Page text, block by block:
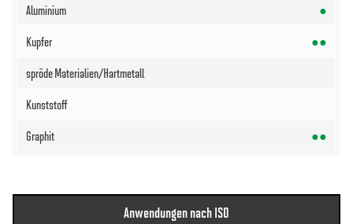
●
●●
●●
Anwendungen nach ISO